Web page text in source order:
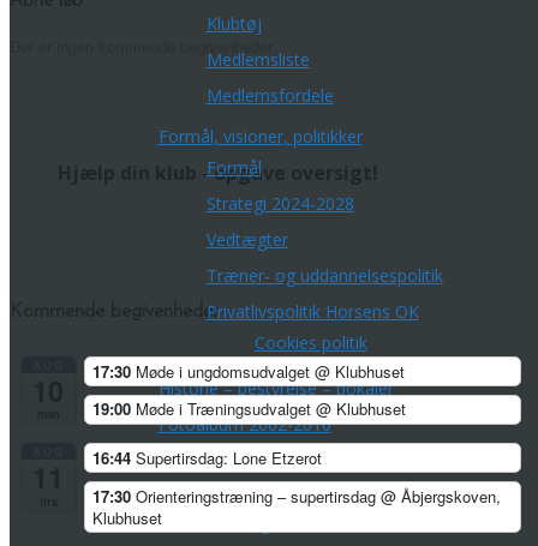
Klubtøj
Medlemsliste
Medlemsfordele
Formål, visioner, politikker
Formål
Strategi 2024-2028
Vedtægter
Træner- og uddannelsespolitik
Privatlivspolitik Horsens OK
Cookies politik
Historie – bestyrelse – pokaler
Fotoalbum 2002-2010
Orienteringskort
Aktiviteter
Hjælp din klub - opgave oversigt!
Kommende begivenheder
17:30 Møde i ungdomsudvalget @ Klubhuset
19:00 Møde i Træningsudvalget @ Klubhuset
16:44 Supertirsdag: Lone Etzerot
17:30 Orienteringstræning – supertirsdag @ Åbjergskoven,
Klubhuset